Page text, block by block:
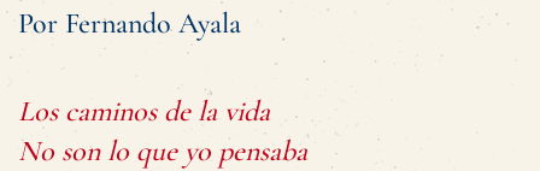
Por Fernando Ayala
Los caminos de la vida
No son lo que yo pensaba